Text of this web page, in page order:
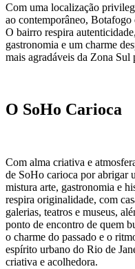
Com uma localização
ao contemporâneo,
O bairro respira
gastronomia e um charme
mais agradáveis da Zona Sul
O SoHo Carioca
Com alma criativa e
de SoHo carioca por abrigar
mistura arte, gastronomia e
respira originalidade, com
galerias, teatros e museus,
ponto de encontro de quem
o charme do passado e o
espírito urbano do Rio de
criativa e acolhedora.